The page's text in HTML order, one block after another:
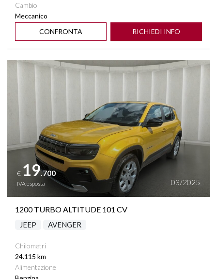
Cambio
Meccanico
CONFRONTA
RICHIEDI INFO
Vedi dettagli
€ 19.700
IVA esposta 03/2025
1200 TURBO ALTITUDE 101 CV
JEEP AVENGER
Chilometri
24.115 km
Alimentazione